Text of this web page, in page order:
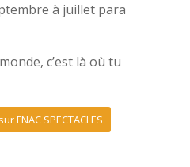
à juillet para
c’est là où tu
FNAC SPECTACLES